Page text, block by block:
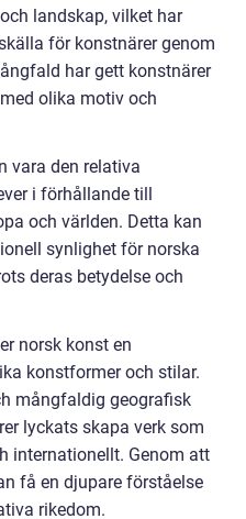
landskap, vilket har
för konstnärer genom
har gett konstnärer
olika motiv och
vara den relativa
i förhållande till
och världen. Detta kan
synlighet för norska
deras betydelse och
norsk konst en
konstformer och stilar.
mångfaldig geografisk
lyckats skapa verk som
internationellt. Genom att
få en djupare förståelse
rikedom.